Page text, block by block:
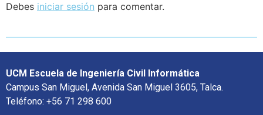
Debes iniciar sesión para comentar.
UCM Escuela de Ingeniería Civil Informática
Campus San Miguel, Avenida San Miguel 3605, Talca.
Teléfono: +56 71 298 600